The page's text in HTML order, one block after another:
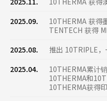
2025.09.
10THERMA 获得
TENTECH 获得
2025.08.
推出 10TRIPLE
2025.04.
10THERMA累计
10THERMA和
10THERMA获得